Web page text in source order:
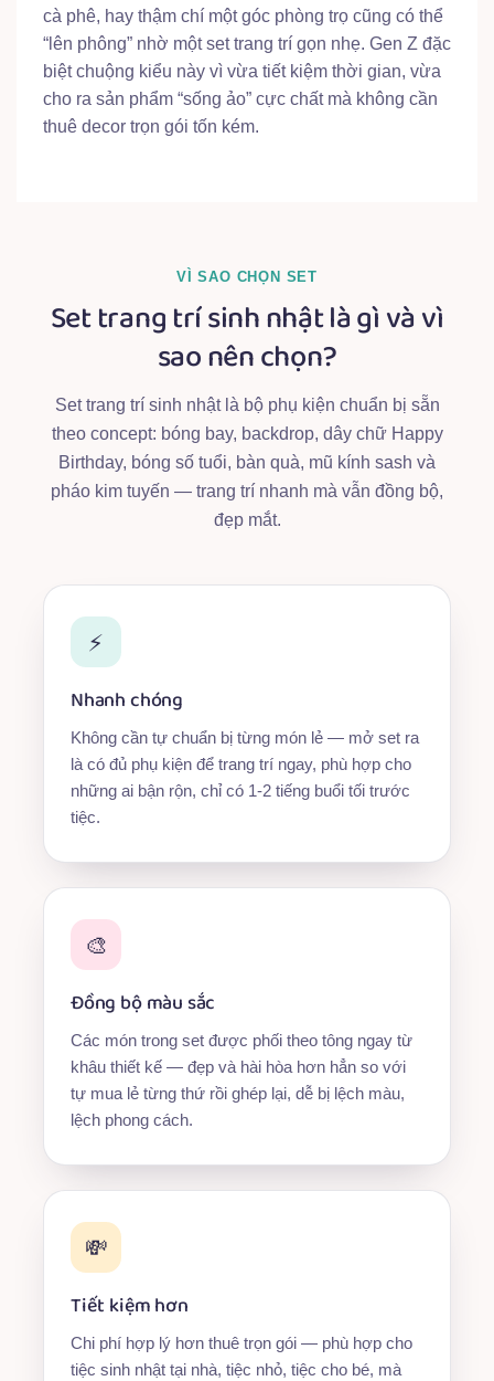
cà phê, hay thậm chí một góc phòng trọ cũng có thể
“lên phông” nhờ một set trang trí gọn nhẹ. Gen Z đặc
biệt chuộng kiểu này vì vừa tiết kiệm thời gian, vừa
cho ra sản phẩm “sống ảo” cực chất mà không cần
thuê decor trọn gói tốn kém.
VÌ SAO CHỌN SET
Set trang trí sinh nhật là gì và vì
sao nên chọn?
Set trang trí sinh nhật là bộ phụ kiện chuẩn bị sẵn
theo concept: bóng bay, backdrop, dây chữ Happy
Birthday, bóng số tuổi, bàn quà, mũ kính sash và
pháo kim tuyến — trang trí nhanh mà vẫn đồng bộ,
đẹp mắt.
⚡
Nhanh chóng
Không cần tự chuẩn bị từng món lẻ — mở set ra
là có đủ phụ kiện để trang trí ngay, phù hợp cho
những ai bận rộn, chỉ có 1-2 tiếng buổi tối trước
tiệc.
🎨
Đồng bộ màu sắc
Các món trong set được phối theo tông ngay từ
khâu thiết kế — đẹp và hài hòa hơn hẳn so với
tự mua lẻ từng thứ rồi ghép lại, dễ bị lệch màu,
lệch phong cách.
💸
Tiết kiệm hơn
Chi phí hợp lý hơn thuê trọn gói — phù hợp cho
tiệc sinh nhật tại nhà, tiệc nhỏ, tiệc cho bé, mà